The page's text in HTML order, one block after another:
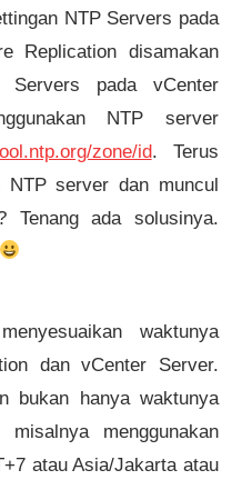
NTP Servers pada
Replication disamakan
Servers pada vCenter
NTP server
zone/id. Terus
NTP server dan muncul
Tenang ada solusinya.
waktunya
dan vCenter Server.
bukan hanya waktunya
menggunakan
atau Asia/Jakarta atau